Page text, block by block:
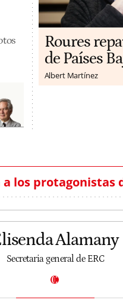
Roures
de Países
Albert Martínez
a los protagonistas
Alamany
Secretaria general de ERC